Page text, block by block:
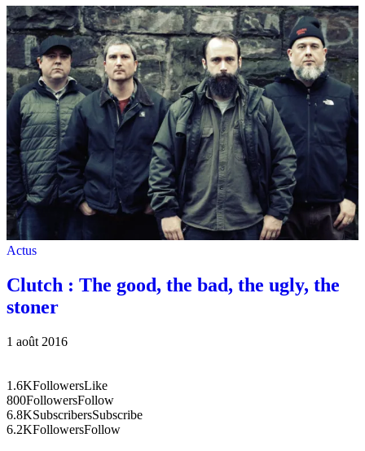
Actus
Clutch : The good, the bad, the ugly, the
stoner
1 août 2016
1.6KFollowersLike
800FollowersFollow
6.8KSubscribersSubscribe
6.2KFollowersFollow